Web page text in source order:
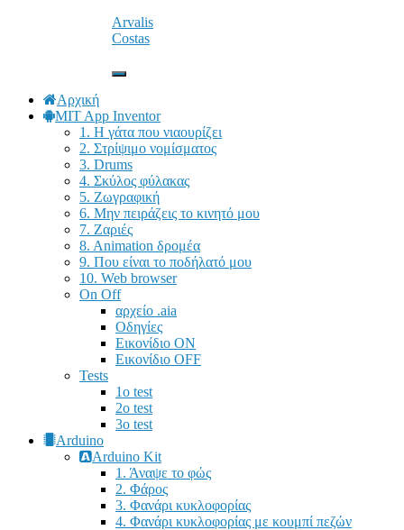
Arvalis
Costas
Εναλλαγή
Αρχική
MIT App Inventor
1. Η γάτα που νιαουρίζει
2. Στρίψιμο νομίσματος
3. Drums
4. Σκύλος φύλακας
5. Ζωγραφική
6. Μην πειράζεις το κινητό μου
7. Ζαριές
8. Animation δρομέα
9. Που είναι το ποδήλατό μου
10. Web browser
On Off
αρχείο .aia
Οδηγίες
Εικονίδιο ΟΝ
Εικονίδιο OFF
Tests
1o test
2o test
3o test
Arduino
Arduino Kit
1. Άναψε το φώς
2. Φάρος
3. Φανάρι κυκλοφορίας
4. Φανάρι κυκλοφορίας με κουμπί πεζών